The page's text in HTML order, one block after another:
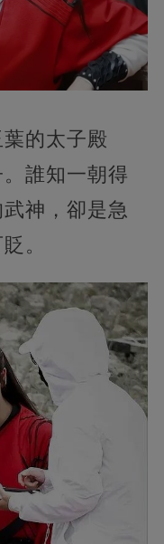
的太子殿
誰知一朝得
神，卻是急
。